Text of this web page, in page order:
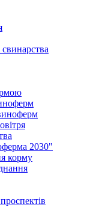
свинарства
2030"
корму